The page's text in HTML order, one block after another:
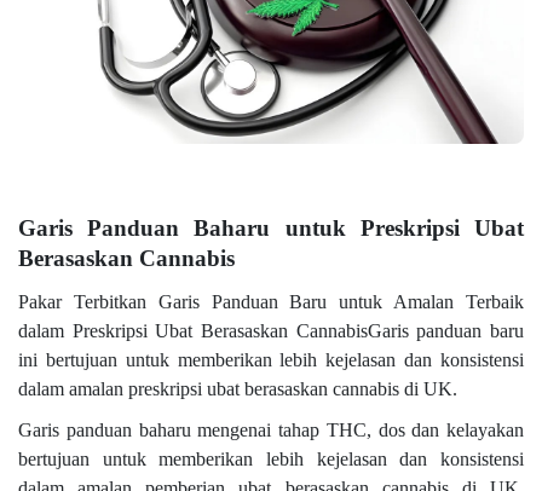
Garis Panduan Baharu untuk Preskripsi Ubat
Berasaskan Cannabis
Pakar Terbitkan Garis Panduan Baru untuk Amalan Terbaik
dalam Preskripsi Ubat Berasaskan CannabisGaris panduan baru
ini bertujuan untuk memberikan lebih kejelasan dan konsistensi
dalam amalan preskripsi ubat berasaskan cannabis di UK.
Garis panduan baharu mengenai tahap THC, dos dan kelayakan
bertujuan untuk memberikan lebih kejelasan dan konsistensi